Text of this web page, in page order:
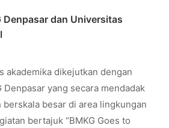
Denpasar dan Universitas
akademika dikejutkan dengan
Denpasar yang secara mendadak
berskala besar di area lingkungan
bertajuk “BMKG Goes to